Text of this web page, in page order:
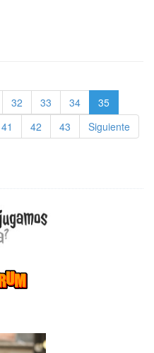
32 33 34
35
41 42 43 Siguiente